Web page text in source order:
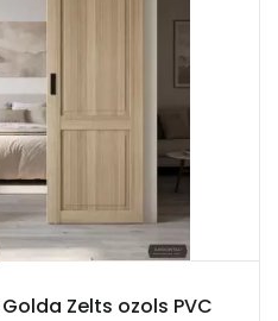
Zelts ozols PVC